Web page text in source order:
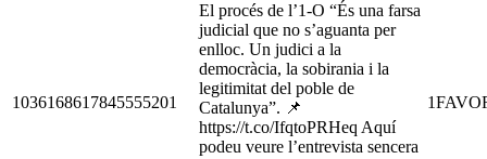
1036168617845555201
El procés de l’1-O “És una farsa
judicial que no s’aguanta per
enlloc. Un judici a la
democràcia, la sobirania i la
legitimitat del poble de
Catalunya”. 📌
https://t.co/IfqtoPRHeq Aquí
podeu veure l’entrevista sencera
1